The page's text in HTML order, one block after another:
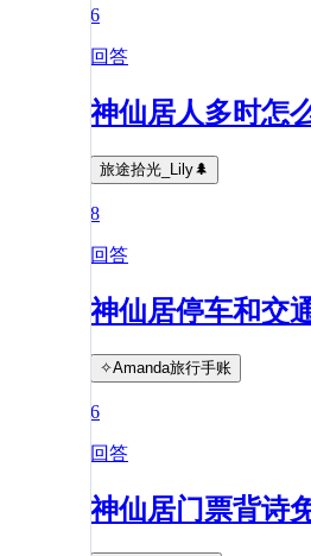
6
回答
神仙居人多时怎
旅途拾光_Lily🌲
8
回答
神仙居停车和交
✧Amanda旅行手账
6
回答
神仙居门票背诗